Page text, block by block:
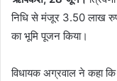
निधि से मंजूर 3.50 लाख
का भूमि पूजन किया।
विधायक अग्रवाल ने कहा